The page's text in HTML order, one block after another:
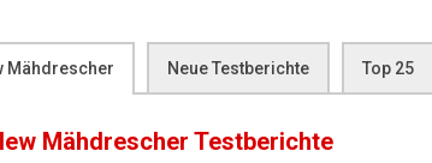
Mähdrescher Neue Testberichte Top 25
Mähdrescher Testberichte